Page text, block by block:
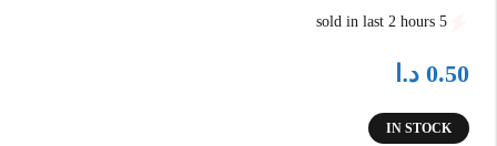
5 sold in last 2 hours
0.50 د.ا
IN STOCK